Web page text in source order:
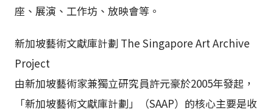
座、展演、工作坊、放映會等。
新加坡藝術文獻庫計劃 The Singapore Art Archive
Project
由新加坡藝術家兼獨立研究員許元豪於2005年發起，
「新加坡藝術文獻庫計劃」（SAAP）的核心主要是收